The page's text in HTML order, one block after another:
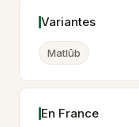
Variantes
Matlûb
En France